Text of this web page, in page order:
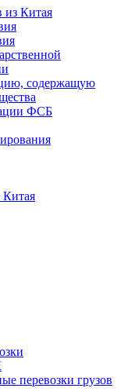
из Китая
содержащую
ФСБ
Китая
перевозки грузов